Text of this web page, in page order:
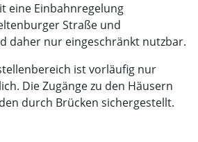
eine Einbahnregelung
Straße und
daher nur eingeschränkt nutzbar.
ist vorläufig nur
Die Zugänge zu den Häusern
durch Brücken sichergestellt.